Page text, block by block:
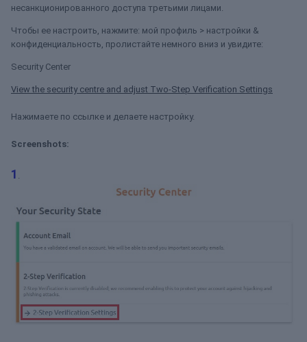
несанкционированного доступа третьими лицами.
Чтобы ее настроить, нажмите: мой профиль > настройки &
конфиденциальность, пролистайте немного вниз и увидите:
Security Center
View the security centre and adjust Two-Step Verification Settings
Нажимаете по ссылке и делаете настройку.
Screenshots:
1 .